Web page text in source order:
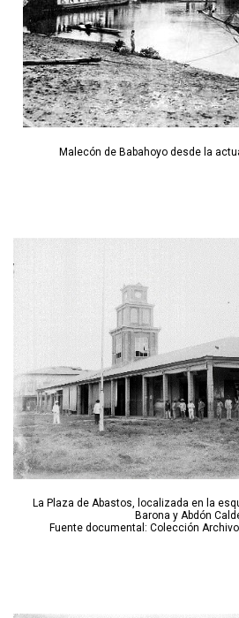
Malecón de Babahoyo desde la
La Plaza de Abastos, localizada en la
Barona y Abdón
Fuente documental: Colección